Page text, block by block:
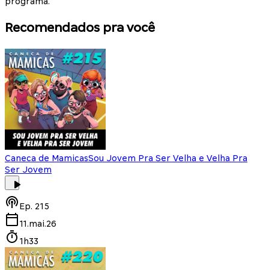
Recomendados pra você
Caneca de MamicasSou Jovem Pra Ser Velha e Velha Pra
Ser Jovem
Ep. 215
11.mai.26
1h33